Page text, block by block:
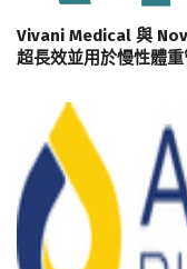
Vivani Medical 與
超長效並用於慢性體